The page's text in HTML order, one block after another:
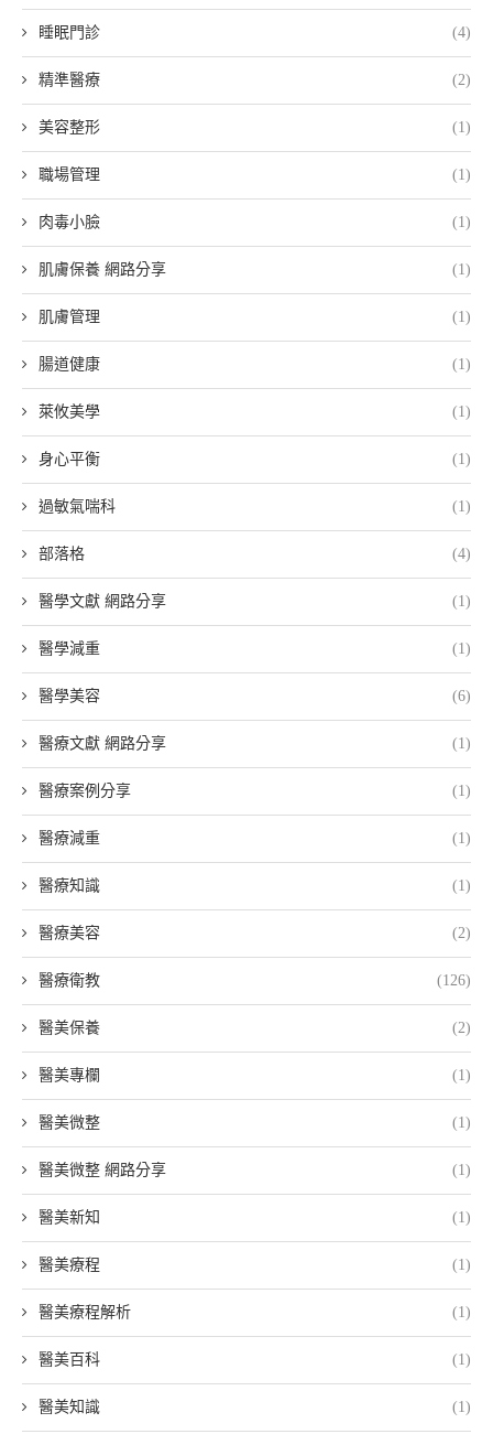
睡眠門診 (4)
精準醫療 (2)
美容整形 (1)
職場管理 (1)
肉毒小臉 (1)
肌膚保養 網路分享 (1)
肌膚管理 (1)
腸道健康 (1)
萊攸美學 (1)
身心平衡 (1)
過敏氣喘科 (1)
部落格 (4)
醫學文獻 網路分享 (1)
醫學減重 (1)
醫學美容 (6)
醫療文獻 網路分享 (1)
醫療案例分享 (1)
醫療減重 (1)
醫療知識 (1)
醫療美容 (2)
醫療衛教 (126)
醫美保養 (2)
醫美專欄 (1)
醫美微整 (1)
醫美微整 網路分享 (1)
醫美新知 (1)
醫美療程 (1)
醫美療程解析 (1)
醫美百科 (1)
醫美知識 (1)